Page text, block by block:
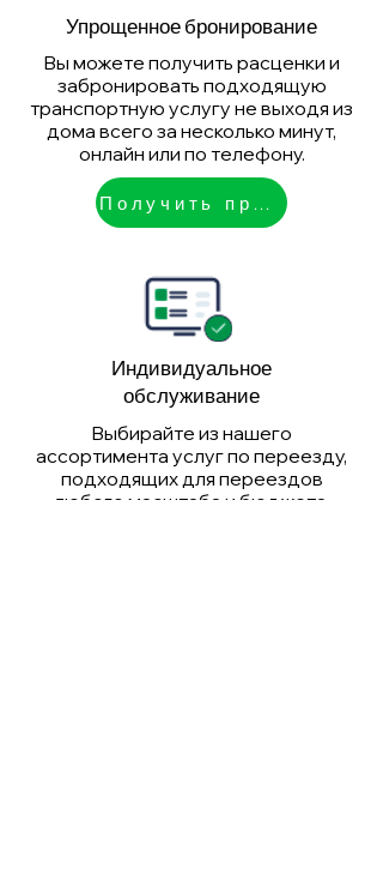
Упрощенное бронирование
Вы можете получить расценки и
забронировать подходящую
транспортную услугу не выходя из
дома всего за несколько минут,
онлайн или по телефону.
Получить предложение
Индивидуальное
обслуживание
Выбирайте из нашего
ассортимента услуг по переезду,
подходящих для переездов
любого масштаба и бюджета,